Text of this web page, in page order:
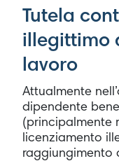
Tutela
illegittimo
lavoro
Attualmente
dipendente
(principalmente
licenziamento
raggiungimento